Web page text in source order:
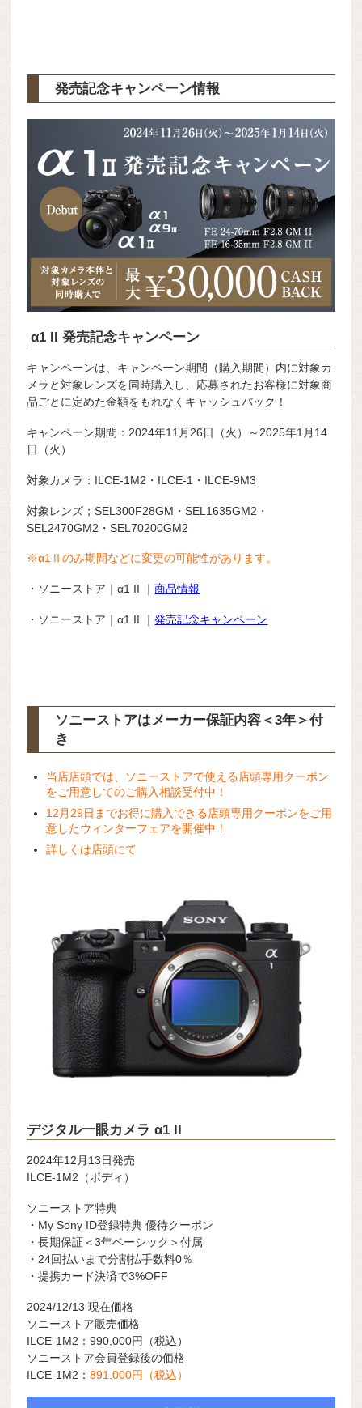
発売記念キャンペーン情報
α1 II 発売記念キャンペーン
キャンペーンは、キャンペーン期間（購入期間）内に対象カ
メラと対象レンズを同時購入し、応募されたお客様に対象商
品ごとに定めた金額をもれなくキャッシュバック！
キャンペーン期間：2024年11月26日（火）～2025年1月14
日（火）
対象カメラ：ILCE-1M2・ILCE-1・ILCE-9M3
対象レンズ；SEL300F28GM・SEL1635GM2・
SEL2470GM2・SEL70200GM2
※α1Ⅱのみ期間などに変更の可能性があります。
・ソニーストア｜α1 II ｜商品情報
・ソニーストア｜α1 II ｜発売記念キャンペーン
ソニーストアはメーカー保証内容 ＜3年＞付
き
当店店頭では、ソニーストアで使える店頭専用クーポン
をご用意してのご購入相談受付中！
12月29日までお得に購入できる店頭専用クーポンをご用
意したウィンターフェアを開催中！
詳しくは店頭にて
デジタル一眼カメラ α1 II
2024年12月13日発売
ILCE-1M2（ボディ）
ソニーストア特典
・My Sony ID登録特典 優待クーポン
・長期保証＜3年ベーシック＞付属
・24回払いまで分割払手数料0％
・提携カード決済で3%OFF
2024/12/13 現在価格
ソニーストア販売価格
ILCE-1M2：990,000円（税込）
ソニーストア会員登録後の価格
ILCE-1M2：891,000円（税込）